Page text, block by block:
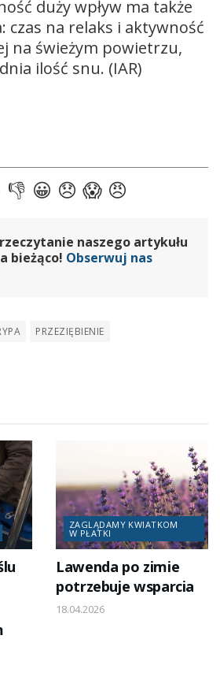
duży wpływ ma także
czas na relaks i aktywność
na świeżym powietrzu,
ilość snu. (IAR)
naszego artykułu
bieżąco! Obserwuj nas
PRZEZIĘBIENIE
ZAGLĄDAMY KWIATKOM
W PŁATKI
Lawenda po zimie
potrzebuje wsparcia
18.04.2026